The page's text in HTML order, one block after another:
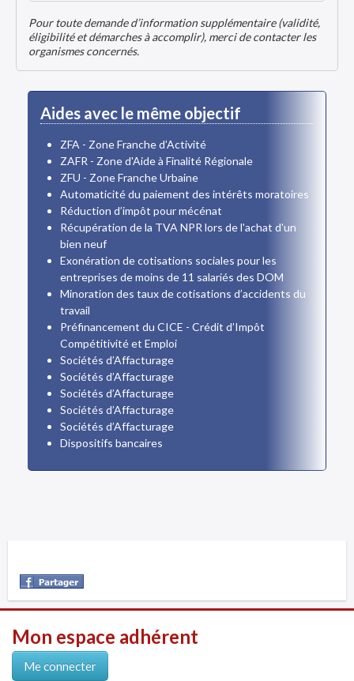
Pour toute demande d’information supplémentaire (validité,
éligibilité et démarches à accomplir), merci de contacter les
organismes concernés.
Aides avec le même objectif
ZFA - Zone Franche d’Activité
ZAFR - Zone d'Aide à Finalité Régionale
ZFU - Zone Franche Urbaine
Automaticité du paiement des intérêts moratoires
Réduction d’impôt pour mécénat
Récupération de la TVA NPR lors de l'achat d'un
bien neuf
Exonération de cotisations sociales pour les
entreprises de moins de 11 salariés des DOM
Minoration des taux de cotisations d’accidents du
travail
Préfinancement du CICE - Crédit d’Impôt
Compétitivité et Emploi
Sociétés d’Affacturage
Sociétés d’Affacturage
Sociétés d’Affacturage
Sociétés d’Affacturage
Sociétés d’Affacturage
Dispositifs bancaires
Mon espace adhérent
Me connecter